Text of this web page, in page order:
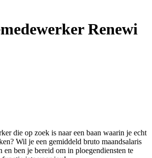
Renewi
die op zoek is naar een baan waarin je echt
Wil je een gemiddeld bruto maandsalaris
en ben je bereid om in ploegendiensten te